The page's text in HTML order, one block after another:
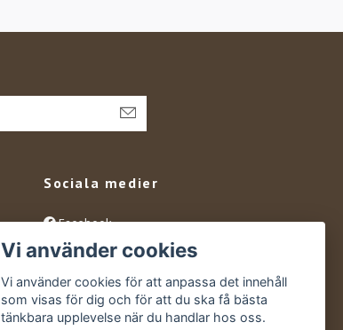
Sociala medier
Facebook
Instagram
YouTube
Vi använder cookies
Vi använder cookies för att anpassa det innehåll
som visas för dig och för att du ska få bästa
tänkbara upplevelse när du handlar hos oss.